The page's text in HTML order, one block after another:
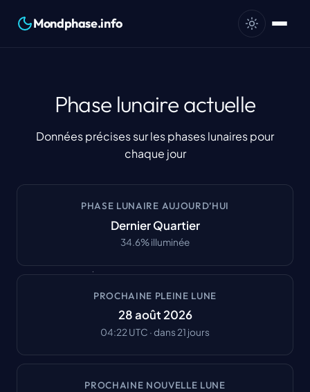
Mondphase.info
Phase lunaire actuelle
Données précises sur les phases lunaires pour
chaque jour
PHASE LUNAIRE AUJOURD’HUI
Dernier Quartier
34.6%illuminée
PROCHAINE PLEINE LUNE
28 août 2026
04:22 UTC ·dans 21 jours
PROCHAINE NOUVELLE LUNE